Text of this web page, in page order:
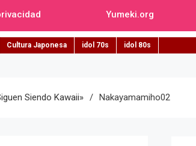
Yumeki.org
Cultura Japonesa idol 70s idol 80s
Siendo Kawaii» Nakayamamiho02